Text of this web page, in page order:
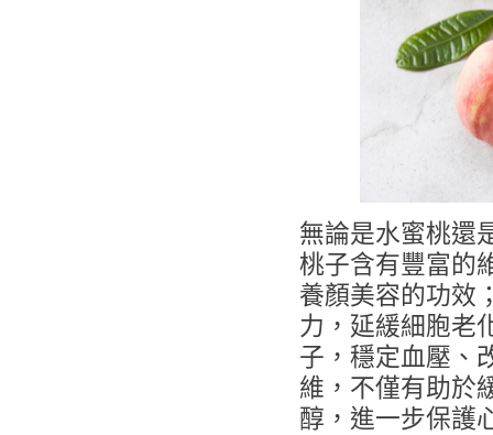
無論是水蜜桃還
桃子含有豐富的
養顏美容的功效
力，延緩細胞老
子，穩定血壓、
維，不僅有助於
醇，進一步保護